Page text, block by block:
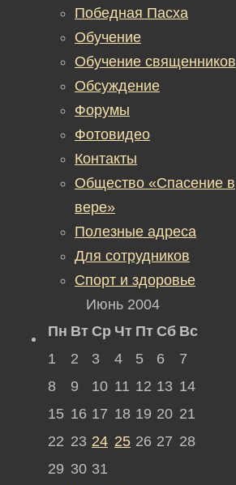
Победная Пасха
Обучение
Обучение священников
Обсуждение
Форумы
Фотовидео
Контакты
Общество «Спасение в
вере»
Полезные адреса
Для сотрудников
Спорт и здоровье
Июнь 2004
Пн Вт Ср Чт Пт Сб Вс
1
2 3 4 5 6
7
8
9 10 11 12 13 14
15 16 17 18 19 20 21
22 23 24 25 26 27 28
29 30 31